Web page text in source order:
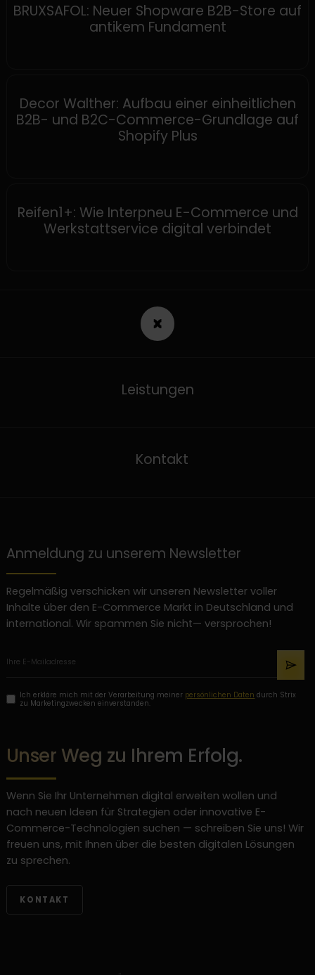
BRUXSAFOL: Neuer Shopware B2B-Store auf
antikem Fundament
Decor Walther: Aufbau einer einheitlichen
B2B- und B2C-Commerce-Grundlage auf
Shopify Plus
Reifen1+: Wie Interpneu E-Commerce und
Werkstattservice digital verbindet
Leistungen
Kontakt
Anmeldung zu unserem Newsletter
Regelmäßig verschicken wir unseren Newsletter voller
Inhalte über den E-Commerce Markt in Deutschland und
international. Wir spammen Sie nicht— versprochen!
Ich erkläre mich mit der Verarbeitung meiner persönlichen Daten durch Strix
zu Marketingzwecken einverstanden.
Unser Weg zu Ihrem Erfolg.
Wenn Sie Ihr Unternehmen digital erweiten wollen und
nach neuen Ideen für Strategien oder innovative E-
Commerce-Technologien suchen — schreiben Sie uns! Wir
freuen uns, mit Ihnen über die besten digitalen Lösungen
zu sprechen.
KONTAKT